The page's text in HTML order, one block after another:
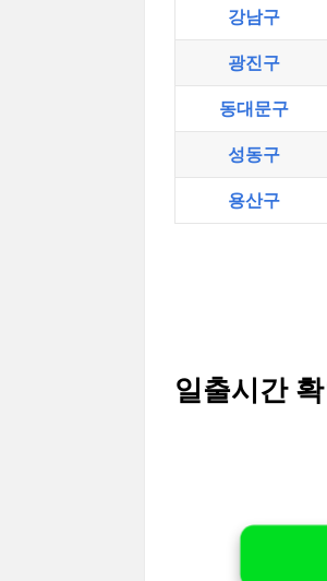
강남구
광진구
동대문구
성동구
용산구
일출시간